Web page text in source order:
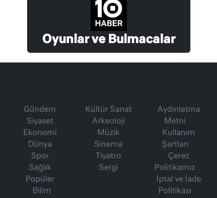
Oyunlar ve Bulmacalar
Gündem
Siyaset
Ekonomi
Dünya
Spor
Sağlık
Popüler
Bilim
Kültür Sanat
Arkeoloji
Müzik
Sinema
Tiyatro
Sergi
Aydınlatma
Metni
Kullanım
Şartları
Çerez
Politikamız
İptal ve İade
Politikası